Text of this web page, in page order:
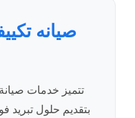
صيانه
تتميز خدمات
بتقديم حلول تبريد